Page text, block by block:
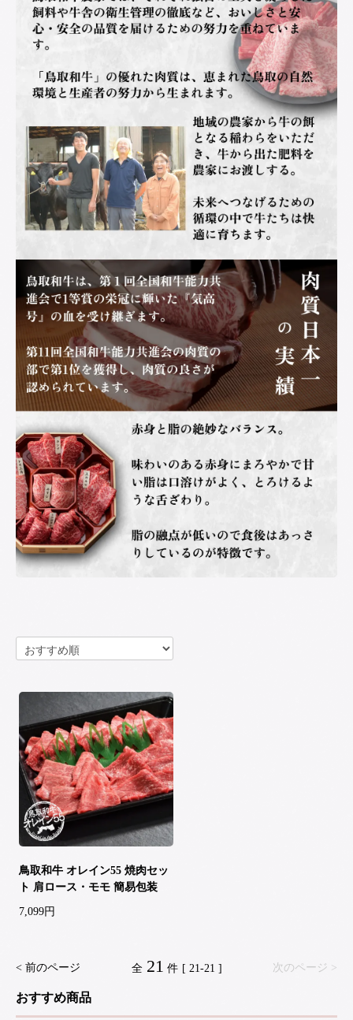
鳥取和牛 オレイン55 焼肉セッ
ト 肩ロース・モモ 簡易包装
7,099円
< 前のページ 次のページ >
全 21 件 [ 21-21 ]
おすすめ商品